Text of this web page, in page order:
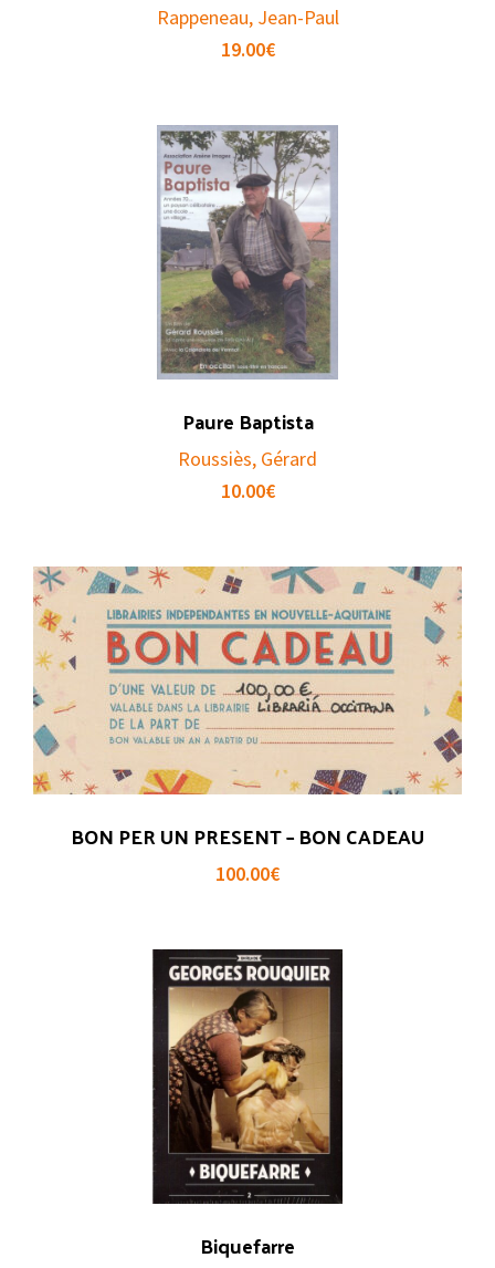
Rappeneau, Jean-Paul
19.00€
Paure Baptista
Roussiès, Gérard
10.00€
BON PER UN PRESENT – BON CADEAU
100.00€
Biquefarre